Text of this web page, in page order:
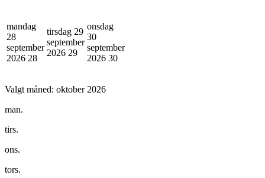
mandag
28
september
2026 28
tirsdag 29
september
2026 29
onsdag
30
september
2026 30
Valgt måned: oktober 2026
man.
tirs.
ons.
tors.